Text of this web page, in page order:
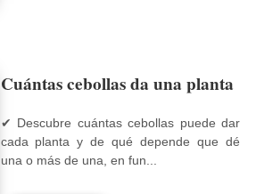
Cuántas cebollas da una planta
✔ Descubre cuántas cebollas puede dar
cada planta y de qué depende que dé
una o más de una, en fun...